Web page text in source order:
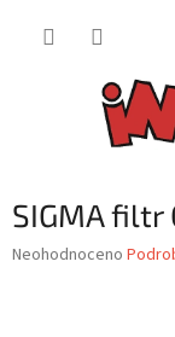
SIGMA filtr
Průměrné
Neohodnoceno